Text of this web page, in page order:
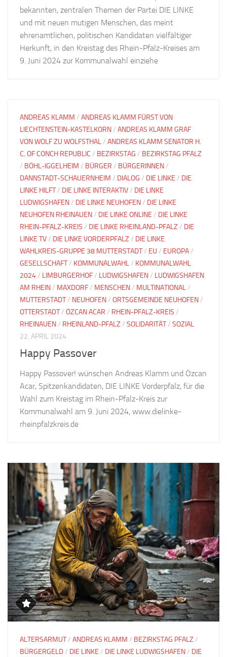
bekannten, zentralen Themen der Partei DIE LINKE
und mit neuen mutigen Menschen, das meint
ehrenamtlichen, politischen Kandidaten vielfältiger
Herkunft, in den Kreistag des Rhein-Pfalz-Kreises am
9. Juni 2024 zur Kommunalwahl einziehe
ANDREAS KLAMM / ANDREAS KLAMM FÜRST VON
LIECHTENSTEIN-KASTELKORN/ ANDREAS KLAMM GRAF
VON WOLF ZU WOLFSTHAL/ ANDREAS KLAMM SENATOR H.
C. OF CONCH REPUBLIC / BEZIRKSTAG / BEZIRKSTAG PFALZ
/ BÖHL-IGGELHEIM / BÜRGER / BÜRGERINNEN/
DANNSTADT-SCHAUERNHEIM / DIALOG / DIE LINKE / DIE
LINKE HILFT/ DIE LINKE INTERAKTIV/ DIE LINKE
LUDWIGSHAFEN/ DIE LINKE NEUHOFEN/ DIE LINKE
NEUHOFEN RHEINAUEN/ DIE LINKE ONLINE / DIE LINKE
RHEIN-PFALZ-KREIS / DIE LINKE RHEINLAND-PFALZ / DIE
LINKE TV/ DIE LINKE VORDERPFALZ / DIE LINKE
WAHLKREIS-GRUPPE 38 MUTTERSTADT/ EU / EUROPA/
GESELLSCHAFT/ KOMMUNALWAHL/ KOMMUNALWAHL
2024/ LIMBURGERHOF/ LUDWIGSHAFEN/ LUDWIGSHAFEN
AM RHEIN/ MAXDORF/ MENSCHEN/ MULTINATIONAL/
MUTTERSTADT/ NEUHOFEN/ ORTSGEMEINDE NEUHOFEN/
OTTERSTADT/ ÖZCAN ACAR / RHEIN-PFALZ-KREIS /
RHEINAUEN/ RHEINLAND-PFALZ / SOLIDARITÄT/ SOZIAL
22. APRIL 2024
Happy Passover
Happy Passover! wünschen Andreas Klamm und Özcan
Acar, Spitzenkandidaten, DIE LINKE Vorderpfalz, für die
Wahl zum Kreistag im Rhein-Pfalz-Kreis zur
Kommunalwahl am 9. Juni 2024, www.dielinke-
rheinpfalzkreis.de
ALTERSARMUT/ ANDREAS KLAMM / BEZIRKSTAG PFALZ /
BÜRGERGELD/ DIE LINKE / DIE LINKE LUDWIGSHAFEN/ DIE